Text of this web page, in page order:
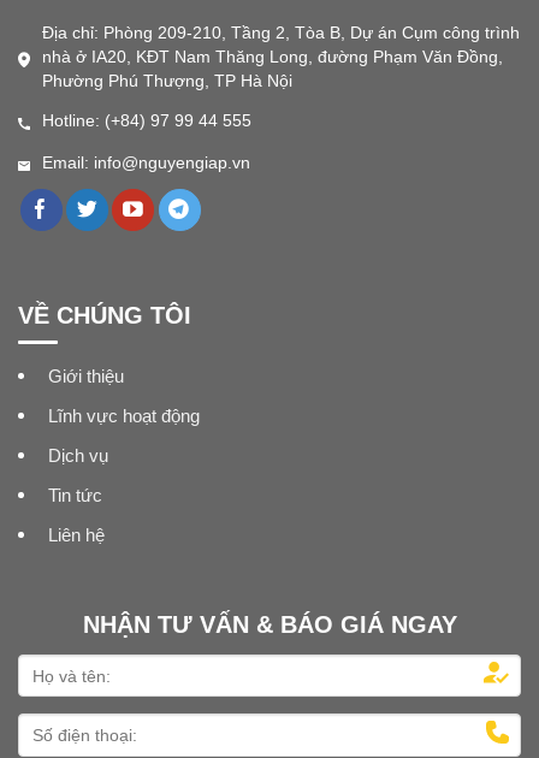
Địa chỉ: Phòng 209-210, Tầng 2, Tòa B, Dự án Cụm công trình
nhà ở IA20, KĐT Nam Thăng Long, đường Phạm Văn Đồng,
Phường Phú Thượng, TP Hà Nội
Hotline: (+84) 97 99 44 555
Email: info@nguyengiap.vn
VỀ CHÚNG TÔI
Giới thiệu
Lĩnh vực hoạt động
Dịch vụ
Tin tức
Liên hệ
NHẬN TƯ VẤN & BÁO GIÁ NGAY